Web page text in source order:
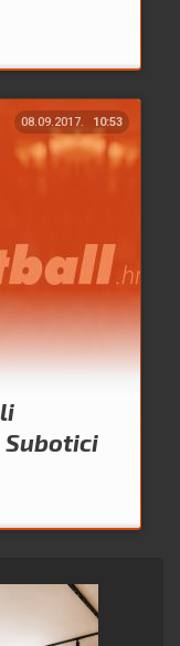
08.09.2017. 10:53
Subotici